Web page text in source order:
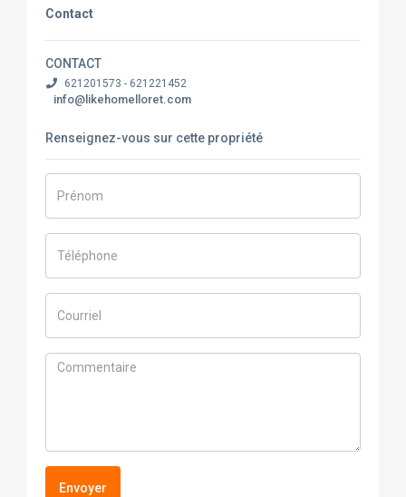
Contact
CONTACT
621201573 - 621221452
info@likehomelloret.com
Renseignez-vous sur cette propriété
Envoyer